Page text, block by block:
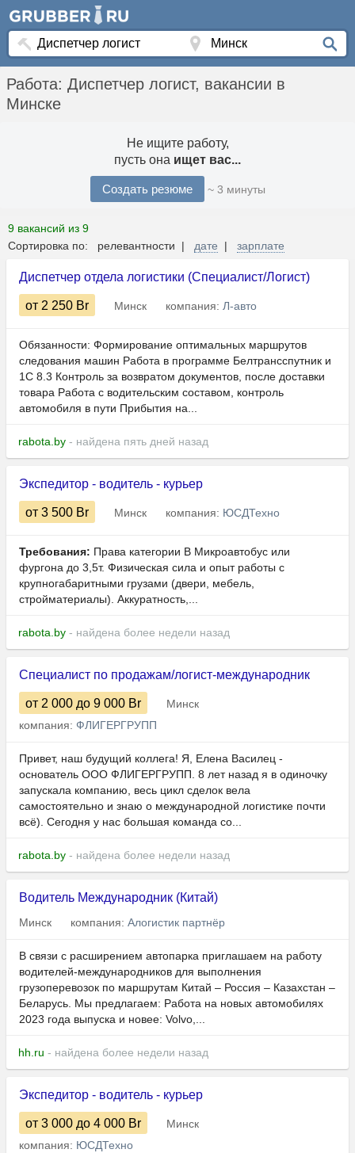
Работа: Диспетчер логист, вакансии в
Минске
Не ищите работу,
пусть она ищет вас...
Создать резюме ~ 3 минуты
9 вакансий из 9
Сортировка по: релевантности | дате | зарплате
Диспетчер отдела логистики (Специалист/Логист)
от 2 250 Br Минск компания: Л-авто
Обязанности: Формирование оптимальных маршрутов
следования машин Работа в программе Белтрансспутник и
1С 8.3 Контроль за возвратом документов, после доставки
товара Работа с водительским составом, контроль
автомобиля в пути Прибытия на...
rabota.by - найдена пять дней назад
Экспедитор - водитель - курьер
от 3 500 Br Минск компания: ЮСДТехно
Требования: Права категории B Микроавтобус или
фургона до 3,5т. Физическая сила и опыт работы с
крупногабаритными грузами (двери, мебель,
стройматериалы). Аккуратность,...
rabota.by - найдена более недели назад
Специалист по продажам/логист-международник
от 2 000 до 9 000 Br
Минск
компания: ФЛИГЕРГРУПП
Привет, наш будущий коллега! Я, Елена Василец -
основатель ООО ФЛИГЕРГРУПП. 8 лет назад я в одиночку
запускала компанию, весь цикл сделок вела
самостоятельно и знаю о международной логистике почти
всё). Сегодня у нас большая команда со...
rabota.by - найдена более недели назад
Водитель Международник (Китай)
Минск компания: Алогистик партнёр
В связи с расширением автопарка приглашаем на работу
водителей-международников для выполнения
грузоперевозок по маршрутам Китай – Россия – Казахстан –
Беларусь. Мы предлагаем: Работа на новых автомобилях
2023 года выпуска и новее: Volvo,...
hh.ru - найдена более недели назад
Экспедитор - водитель - курьер
от 3 000 до 4 000 Br
Минск
компания: ЮСДТехно